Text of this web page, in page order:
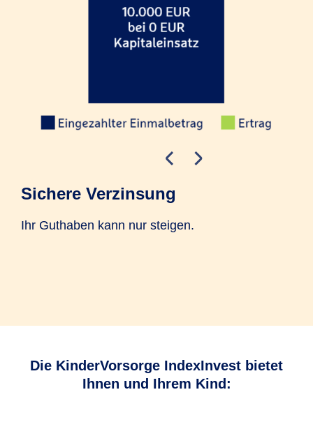
Sichere Verzinsung
Ihr Guthaben kann nur steigen.
Die KinderVorsorge IndexInvest bietet
Ihnen und Ihrem Kind: